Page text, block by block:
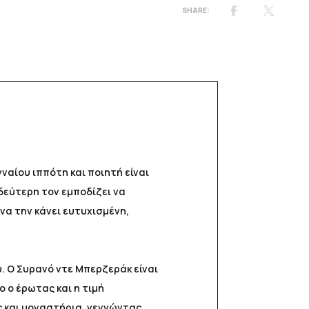
ιππότη και ποιητή είναι
τον εμποδίζει να
την κάνει ευτυχισμένη,
Συρανό ντε Μπερζεράκ είναι
ο έρωτας και η τιμή